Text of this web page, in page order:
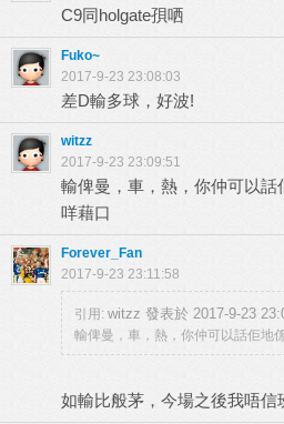
C9同holgate孭哂
Fuko~
2017-9-23 23:08:03
差D輸多球，好波!
witzz
2017-9-23 23:09:51
輸俾曼，車，熱，你仲可以
咩藉口
Forever_Fan
2017-9-23 23:11:58
引用: witzz 發表於 2017-9-23
輸俾曼，車，熱，你仲可以話佢地
如輸比般茅，今場之後我唔信